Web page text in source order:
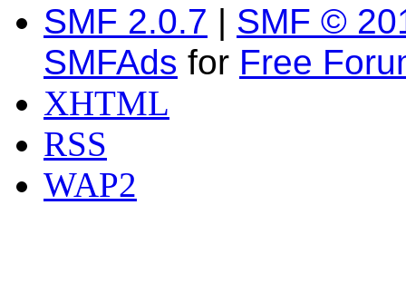
SMF 2.0.7 | SMF ©
SMFAds for Free
XHTML
RSS
WAP2